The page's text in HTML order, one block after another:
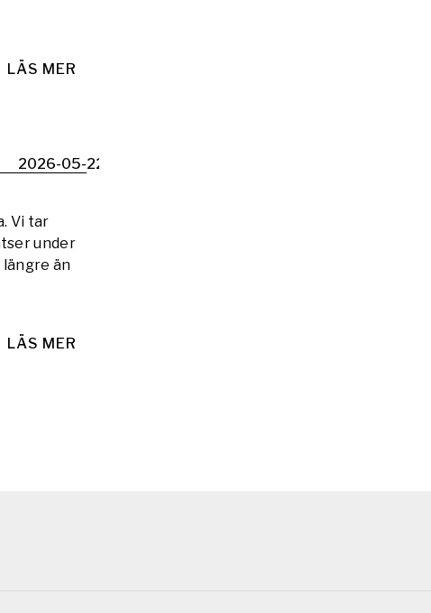
LÄS MER
2026-05-22
Vi tar
under
än
LÄS MER